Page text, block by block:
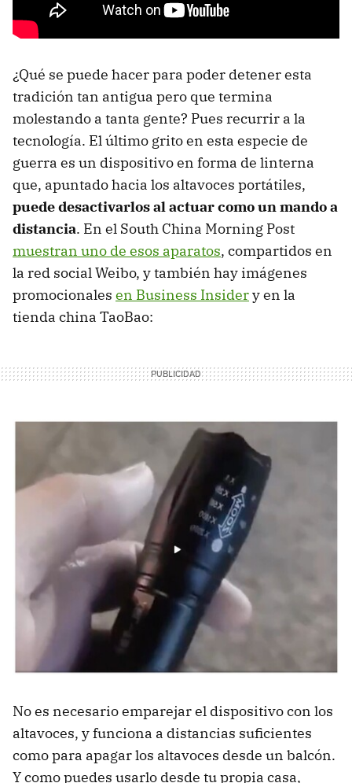
¿Qué se puede hacer para poder detener esta
tradición tan antigua pero que termina
molestando a tanta gente? Pues recurrir a la
tecnología. El último grito en esta especie de
guerra es un dispositivo en forma de linterna
que, apuntado hacia los altavoces portátiles,
puede desactivarlos al actuar como un mando a
distancia. En el South China Morning Post
muestran uno de esos aparatos, compartidos en
la red social Weibo, y también hay imágenes
promocionales en Business Insidery en la
tienda china TaoBao:
No es necesario emparejar el dispositivo con los
altavoces, y funciona a distancias suficientes
como para apagar los altavoces desde un balcón.
Y como puedes usarlo desde tu propia casa,